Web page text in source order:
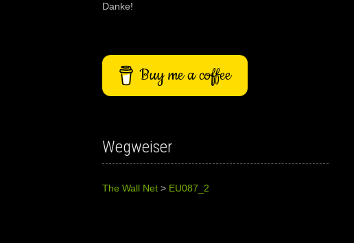
Danke!
Buy me a coffee
Wegweiser
The Wall Net> EU087_2